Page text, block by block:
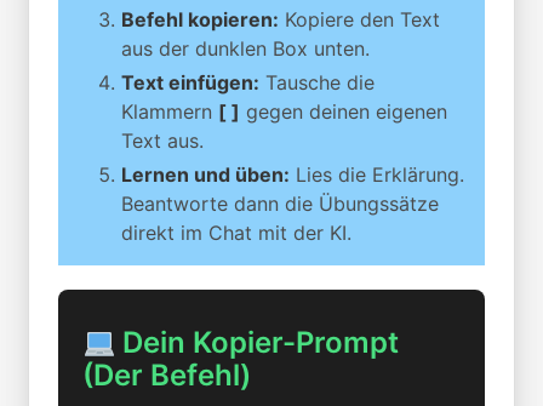
Befehl kopieren: Kopiere den Text
aus der dunklen Box unten.
Text einfügen: Tausche die
Klammern [ ] gegen deinen eigenen
Text aus.
Lernen und üben: Lies die Erklärung.
Beantworte dann die Übungssätze
direkt im Chat mit der KI.
Dein Kopier-Prompt
(Der Befehl)